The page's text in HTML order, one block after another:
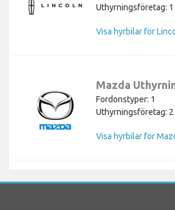
Uthyrningsföretag: 1
Visa hyrbilar för
Mazda
Fordonstyper: 1
Uthyrningsföretag: 2
Visa hyrbilar för